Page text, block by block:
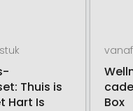
Thuis is
Hart Is
Box